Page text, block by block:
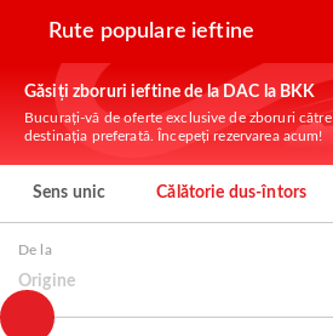
Rute populare ieftine
Găsiți zboruri ieftine de la DAC la BKK
Bucurați-vă de oferte exclusive de zboruri către
destinația preferată. Începeți rezervarea acum!
Sens unic Călătorie dus-întors
De la
Origine